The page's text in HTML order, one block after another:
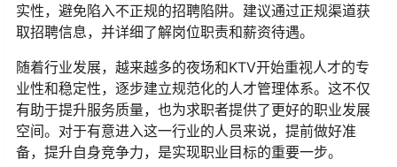
实性，避免陷入不正规的招聘陷阱。建议通过正规渠道获
取招聘信息，并详细了解岗位职责和薪资待遇。
随着行业发展，越来越多的夜场和KTV开始重视人才的专
业性和稳定性，逐步建立规范化的人才管理体系。这不仅
有助于提升服务质量，也为求职者提供了更好的职业发展
空间。对于有意进入这一行业的人员来说，提前做好准
备，提升自身竞争力，是实现职业目标的重要一步。